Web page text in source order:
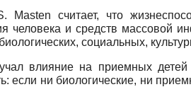
Masten считает, что
человека и средств массовой
социальных,
влияние на приемных
если ни биологические, ни